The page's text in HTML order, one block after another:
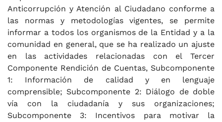
Anticorrupción y Atención al Ciudadano conforme a
las normas y metodologías vigentes, se permite
informar a todos los organismos de la Entidad y a la
comunidad en general, que se ha realizado un ajuste
en las actividades relacionadas con el Tercer
Componente Rendición de Cuentas, Subcomponente
1: Información de calidad y en lenguaje
comprensible; Subcomponente 2: Diálogo de doble
vía con la ciudadanía y sus organizaciones;
Subcomponente 3: Incentivos para motivar la